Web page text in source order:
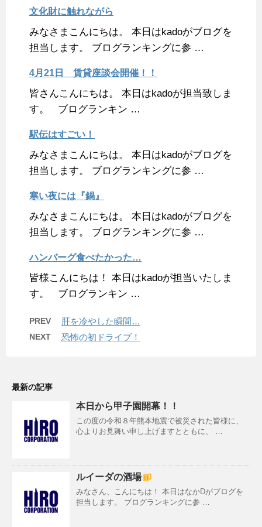
文化財に触れながら
みなさまこんにちは。 本日はkadoがブログを
担当します。 ブログランキングに参 …
4月21日 賃貸座談会開催！！
皆さんこんにちは。 本日はkadoが担当致しま
す。 ブログランキン …
駅伝はすごい！
みなさまこんにちは。 本日はkadoがブログを
担当します。 ブログランキングに参 …
寒い夜には『鍋』
みなさまこんにちは。 本日はkadoがブログを
担当します。 ブログランキングに参 …
ハンバーグ食べたかった…
皆様こんにちは！ 本日はkadoが担当いたしま
す。 ブログランキン …
PREV 肝を冷やした瞬間…
NEXT 恐怖の初ドライブ！
最新の記事
本日から甲子園開幕！！
この度の令和８年熊本地震で被災された皆様に、
心よりお見舞い申し上げますとともに、 …
ルイーダの酒場
みなさん、こんにちは！ 本日はなかDがブログを
担当します。 ブログランキングに参 …